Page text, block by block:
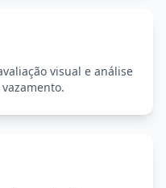
visual e análise